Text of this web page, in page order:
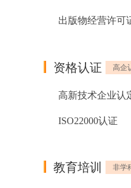
出版物经营许可
资格认证 高企
高新技术企业认
ISO22000认证
教育培训 非学